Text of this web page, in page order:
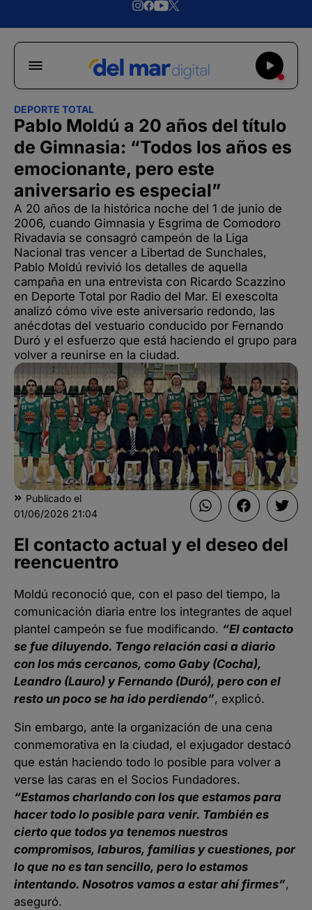
DEPORTE TOTAL
Pablo Moldú a 20 años del título
de Gimnasia: “Todos los años es
emocionante, pero este
aniversario es especial”
A 20 años de la histórica noche del 1 de junio de
2006, cuando Gimnasia y Esgrima de Comodoro
Rivadavia se consagró campeón de la Liga
Nacional tras vencer a Libertad de Sunchales,
Pablo Moldú revivió los detalles de aquella
campaña en una entrevista con Ricardo Scazzino
en Deporte Total por Radio del Mar. El exescolta
analizó cómo vive este aniversario redondo, las
anécdotas del vestuario conducido por Fernando
Duró y el esfuerzo que está haciendo el grupo para
volver a reunirse en la ciudad.
Publicado el
01/06/2026 21:04
El contacto actual y el deseo del
reencuentro
Moldú reconoció que, con el paso del tiempo, la
comunicación diaria entre los integrantes de aquel
plantel campeón se fue modificando. “El contacto
se fue diluyendo. Tengo relación casi a diario
con los más cercanos, como Gaby (Cocha),
Leandro (Lauro) y Fernando (Duró), pero con el
resto un poco se ha ido perdiendo”, explicó.
Sin embargo, ante la organización de una cena
conmemorativa en la ciudad, el exjugador destacó
que están haciendo todo lo posible para volver a
verse las caras en el Socios Fundadores.
“Estamos charlando con los que estamos para
hacer todo lo posible para venir. También es
cierto que todos ya tenemos nuestros
compromisos, laburos, familias y cuestiones, por
lo que no es tan sencillo, pero lo estamos
intentando. Nosotros vamos a estar ahí firmes”,
aseguró.